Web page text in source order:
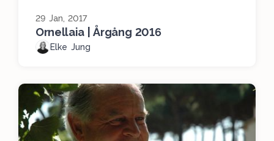
29 Jan, 2017
Ornellaia | Årgång 2016
Elke Jung